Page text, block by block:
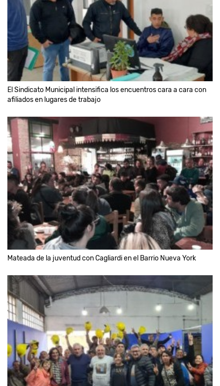
El Sindicato Municipal intensifica los encuentros cara a cara con
afiliados en lugares de trabajo
Mateada de la juventud con Cagliardi en el Barrio Nueva York